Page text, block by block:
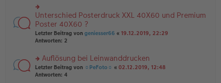
tr
a
g
e
n
er
B
ei
tr
g
u
n
g
el
es
e
er
B
ei
tr
rs
te
r
u
n
el
es
e
Unterschied Posterdruck XXL 40X60 und Premium
Poster 40X60 ?
Letzter Beitrag von geniesser66 « 19.12.2019, 22:29
Antworten: 2
rs
te
Auflösung bei Leinwanddrucken
Letzter Beitrag von ☼PeFoto☼ « 02.12.2019, 12:48
Antworten: 4